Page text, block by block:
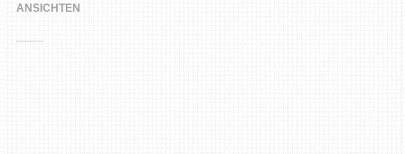
ANSICHTEN